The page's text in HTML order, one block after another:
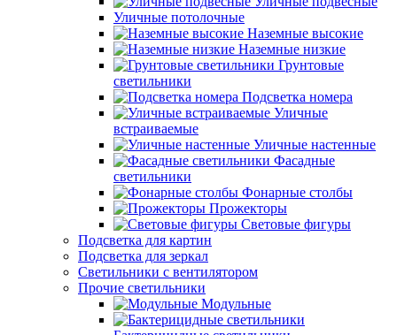
Уличные потолочные
Наземные высокие
Наземные низкие
Грунтовые
светильники
Подсветка номера
Уличные
встраиваемые
Уличные настенные
Фасадные
светильники
Фонарные столбы
Прожекторы
Световые фигуры
Подсветка для картин
Подсветка для зеркал
Светильники с вентилятором
Прочие светильники
Модульные